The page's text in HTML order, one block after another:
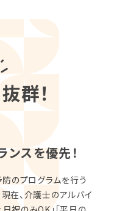
群！
スを優先！
のプログラムを行う
在、介護士のアルバイ